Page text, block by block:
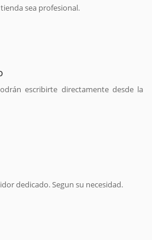
sea profesional.
escribirte directamente desde la
dedicado. Segun su necesidad.